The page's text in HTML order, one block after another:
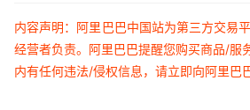
内容声明：阿里巴巴中国站为第三方交易
经营者负责。阿里巴巴提醒您购买商品/服
内有任何违法/侵权信息，请立即向阿里巴